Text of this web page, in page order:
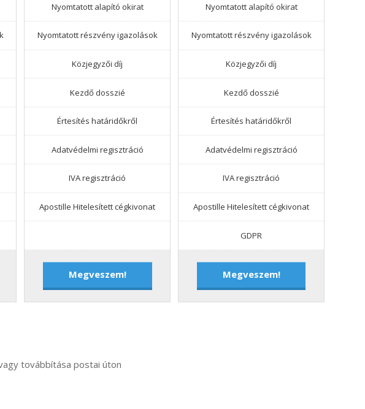
Nyomtatott alapító okirat
Nyomtatott részvény igazolások
Közjegyzői díj
Kezdő dosszié
Értesítés határidőkről
Adatvédelmi regisztráció
IVA regisztráció
Apostille Hitelesített cégkivonat
Megveszem!
Nyomtatott alapító okirat
Nyomtatott részvény igazolások
Közjegyzői díj
Kezdő dosszié
Értesítés határidőkről
Adatvédelmi regisztráció
IVA regisztráció
Apostille Hitelesített cégkivonat
GDPR
Megveszem!
továbbítása postai úton